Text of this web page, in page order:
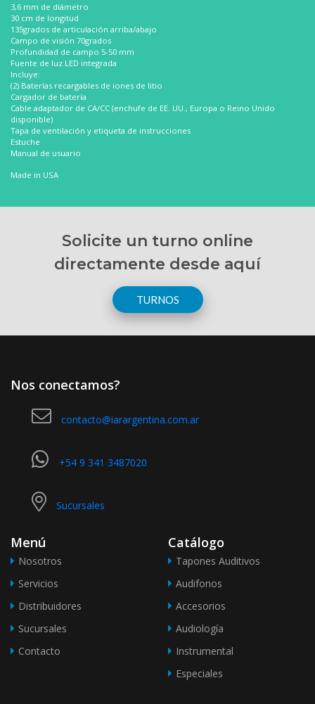
Enviando formulario
Por favor espere...
3,6 mm de diámetro
30 cm de longitud
135grados de articulación arriba/abajo
Campo de visión 70grados
Profundidad de campo 5-50 mm
Fuente de luz LED integrada
Incluye:
(2) Baterías recargables de iones de litio
Cargador de batería
Cable adaptador de CA/CC (enchufe de EE. UU., Europa o Reino Unido
disponible)
Tapa de ventilación y etiqueta de instrucciones
Estuche
Manual de usuario
Made in USA
Solicite un turno online
directamente desde aquí
TURNOS
Nos conectamos?
contacto@iarargentina.com.ar
+54 9 341 3487020
Sucursales
Menú
Nosotros
Servicios
Distribuidores
Sucursales
Contacto
Catálogo
Tapones Auditivos
Audifonos
Accesorios
Audiología
Instrumental
Especiales